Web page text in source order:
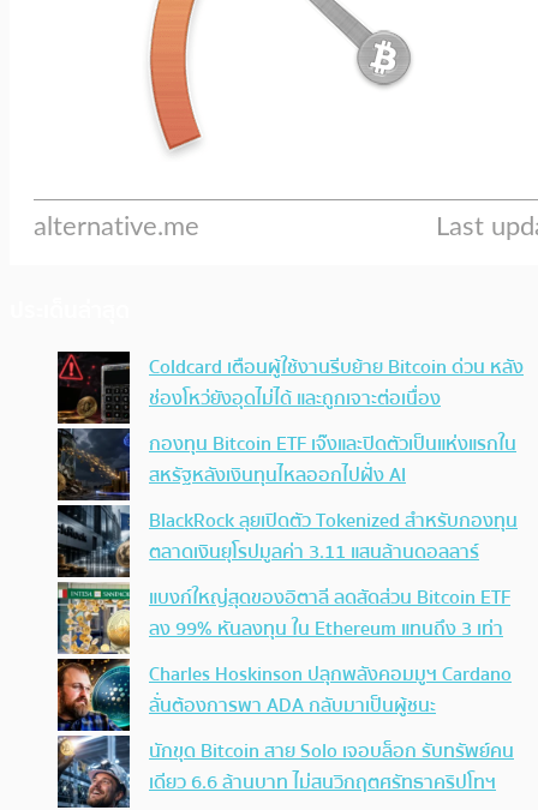
Coldcard เตือนผู้ใช้งานรีบย้าย Bitcoin ด่วน หลัง
ช่องโหว่ยังอุดไม่ได้ และถูกเจาะต่อเนื่อง
กองทุน Bitcoin ETF เจ๊งและปิดตัวเป็นแห่งแรกใน
สหรัฐหลังเงินทุนไหลออกไปฝั่ง AI
BlackRock ลุยเปิดตัว Tokenized สำหรับกองทุน
ตลาดเงินยุโรปมูลค่า 3.11 แสนล้านดอลลาร์
แบงก์ใหญ่สุดของอิตาลี ลดสัดส่วน Bitcoin ETF
ลง 99% หันลงทุน ใน Ethereum แทนถึง 3 เท่า
Charles Hoskinson ปลุกพลังคอมมูฯ Cardano
ลั่นต้องการพา ADA กลับมาเป็นผู้ชนะ
นักขุด Bitcoin สาย Solo เจอบล็อก รับทรัพย์คน
เดียว 6.6 ล้านบาท ไม่สนวิกฤตศรัทธาคริปโทฯ